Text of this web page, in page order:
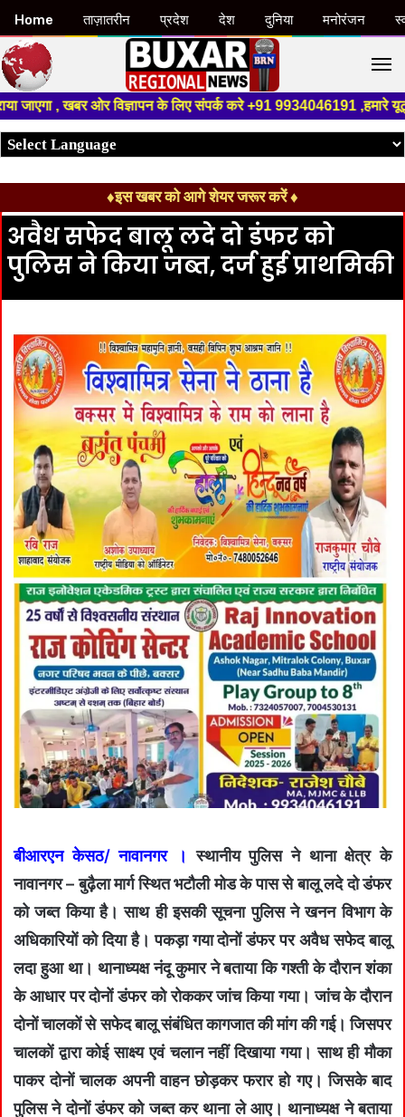
, खबर ओर विज्ञापन के लिए संपर्क करे +91 9934046191 ,हमारे यूट्यूब
♦इस खबर को आगे शेयर जरूर करें ♦
अवैध सफेद बालू लदे दो डंफर को
पुलिस ने किया जब्त, दर्ज हुई प्राथमिकी
बीआरएन केसठ/ नावानगर । स्थानीय पुलिस ने थाना क्षेत्र के
नावानगर – बुढ़ैला मार्ग स्थित भटौली मोड के पास से बालू लदे दो डंफर
को जब्त किया है। साथ ही इसकी सूचना पुलिस ने खनन विभाग के
अधिकारियों को दिया है। पकड़ा गया दोनों डंफर पर अवैध सफेद बालू
लदा हुआ था। थानाध्यक्ष नंदू कुमार ने बताया कि गश्ती के दौरान शंका
के आधार पर दोनों डंफर को रोककर जांच किया गया। जांच के दौरान
दोनों चालकों से सफेद बालू संबंधित कागजात की मांग की गई। जिसपर
चालकों द्वारा कोई साक्ष्य एवं चलान नहीं दिखाया गया। साथ ही मौका
पाकर दोनों चालक अपनी वाहन छोड़कर फरार हो गए। जिसके बाद
पुलिस ने दोनों डंफर को जब्त कर थाना ले आए। थानाध्यक्ष ने बताया
Home ताज़ातरीन प्रदेश देश दुनिया मनोरंजन